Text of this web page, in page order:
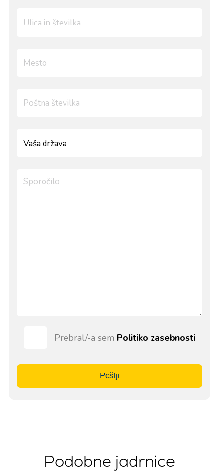
Prebral/-a sem Politiko zasebnosti
Pošlji
Podobne jadrnice